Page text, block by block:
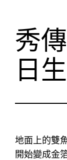
秀
日
地面上的雙
開始變成金